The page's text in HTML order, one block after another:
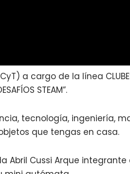
a cargo de la línea
STEAM”.
tecnología, ingeniería,
que tengas en casa.
Cussi Arque integrante